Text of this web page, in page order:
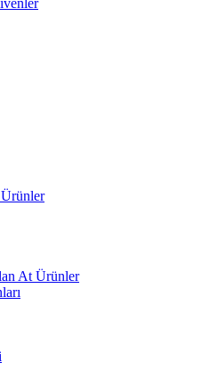
At Ürünler